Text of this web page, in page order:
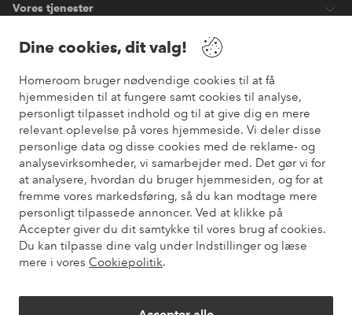
Dine cookies, dit valg!
Homeroom bruger nødvendige cookies til at få
hjemmesiden til at fungere samt cookies til analyse,
personligt tilpasset indhold og til at give dig en mere
relevant oplevelse på vores hjemmeside. Vi deler disse
personlige data og disse cookies med de reklame- og
analysevirksomheder, vi samarbejder med. Det gør vi for
at analysere, hvordan du bruger hjemmesiden, og for at
fremme vores markedsføring, så du kan modtage mere
personligt tilpassede annoncer. Ved at klikke på
Accepter giver du dit samtykke til vores brug af cookies.
Du kan tilpasse dine valg under Indstillinger og læse
mere i vores Cookiepolitik.
Vores tjenester
Vilkår
Venner
Sikre betalinger
Vil du vide mere om vores betalingsmuligheder ?
elpy